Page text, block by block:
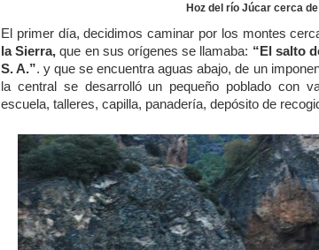
Hoz del río Júcar cerca
El primer día, decidimos caminar por los montes
la Sierra,que en sus orígenes se llamaba: “El salto
S. A.”. y que se encuentra aguas abajo, de un
la central se desarrolló un pequeño poblado con
escuela, talleres, capilla, panadería, depósito de